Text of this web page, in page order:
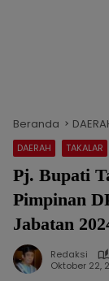
Beranda
DAERAH TAKALAR
Pj. Bupati
Pimpinan
Jabatan
Redaksi
Oktober 22,